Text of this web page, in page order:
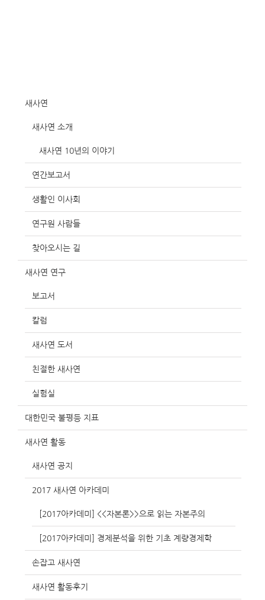
새사연
새사연 소개
새사연 10년의 이야기
연간보고서
생활인 이사회
연구원 사람들
찾아오시는 길
새사연 연구
보고서
칼럼
새사연 도서
친절한 새사연
실험실
대한민국 불평등 지표
새사연 활동
새사연 공지
2017 새사연 아카데미
[2017아카데미] <<자본론>>으로 읽는 자본주의
[2017아카데미] 경제분석을 위한 기초 계량경제학
손잡고 새사연
새사연 활동후기